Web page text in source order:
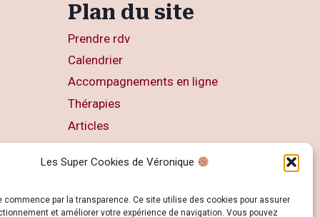
Les Super Cookies de Véronique
commence par la transparence. Ce site utilise des cookies pour assurer
et améliorer votre expérience de navigation. Vous pouvez
Plan du site
Prendre rdv
Calendrier
Accompagnements en ligne
Thérapies
Articles
Livres
Contact